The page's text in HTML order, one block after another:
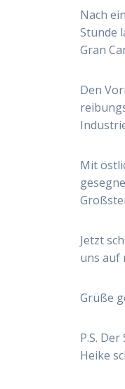
Nach
Stunde
Gran
Den
Mit
Jetzt
uns auf
Grüße
P.S.
Heike